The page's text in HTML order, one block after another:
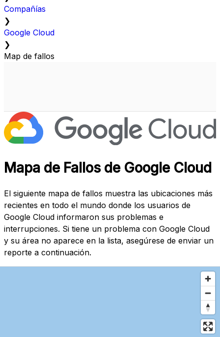
Compañías
❯
Google Cloud
❯
Map de fallos
Mapa de Fallos de Google Cloud
El siguiente mapa de fallos muestra las ubicaciones más
recientes en todo el mundo donde los usuarios de
Google Cloud informaron sus problemas e
interrupciones. Si tiene un problema con Google Cloud
y su área no aparece en la lista, asegúrese de enviar un
reporte a continuación.